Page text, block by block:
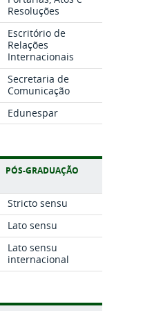
Resoluções
Escritório de
Relações
Internacionais
Secretaria de
Comunicação
Edunespar
PÓS-GRADUAÇÃO
Stricto sensu
Lato sensu
Lato sensu
internacional